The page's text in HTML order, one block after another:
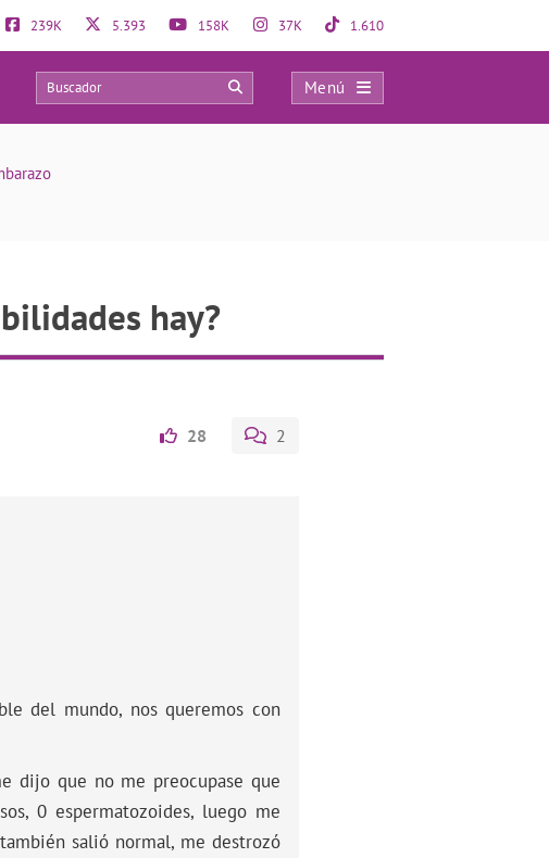
239K 5.393 158K 37K 1.610
Menú
0
hay?
28 2
del mundo, nos queremos con
dijo que no me preocupase que
0 espermatozoides, luego me
salió normal, me destrozó